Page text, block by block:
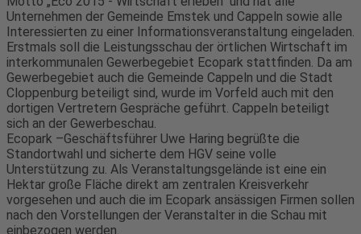
Unternehmen der Gemeinde Emstek und Cappeln sowie alle
Interessierten zu einer Informationsveranstaltung eingeladen.
Erstmals soll die Leistungsschau der örtlichen Wirtschaft im
interkommunalen Gewerbegebiet Ecopark stattfinden. Da am
Gewerbegebiet auch die Gemeinde Cappeln und die Stadt
Cloppenburg beteiligt sind, wurde im Vorfeld auch mit den
dortigen Vertretern Gespräche geführt. Cappeln beteiligt
sich an der Gewerbeschau.
Ecopark –Geschäftsführer Uwe Haring begrüßte die
Standortwahl und sicherte dem HGV seine volle
Unterstützung zu. Als Veranstaltungsgelände ist eine ein
Hektar große Fläche direkt am zentralen Kreisverkehr
vorgesehen und auch die im Ecopark ansässigen Firmen sollen
nach den Vorstellungen der Veranstalter in die Schau mit
einbezogen werden.